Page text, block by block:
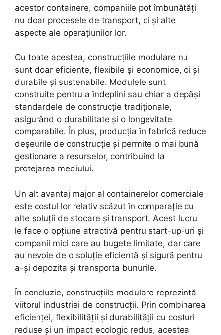
acestor containere, companiile pot îmbunătăți
nu doar procesele de transport, ci și alte
aspecte ale operațiunilor lor.
Cu toate acestea, construcțiile modulare nu
sunt doar eficiente, flexibile și economice, ci și
durabile și sustenabile. Modulele sunt
construite pentru a îndeplini sau chiar a depăși
standardele de construcție tradiționale,
asigurând o durabilitate și o longevitate
comparabile. În plus, producția în fabrică reduce
deșeurile de construcție și permite o mai bună
gestionare a resurselor, contribuind la
protejarea mediului.
Un alt avantaj major al containerelor comerciale
este costul lor relativ scăzut în comparație cu
alte soluții de stocare și transport. Acest lucru
le face o opțiune atractivă pentru start-up-uri și
companii mici care au bugete limitate, dar care
au nevoie de o soluție eficientă și sigură pentru
a-și depozita și transporta bunurile.
În concluzie, construcțiile modulare reprezintă
viitorul industriei de construcții. Prin combinarea
eficienței, flexibilității și durabilității cu costuri
reduse și un impact ecologic redus, acestea